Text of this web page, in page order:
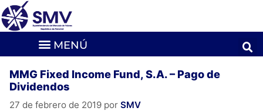
MMG Fixed Income Fund, S.A. – Pago de
Dividendos
27 de febrero de 2019 por SMV